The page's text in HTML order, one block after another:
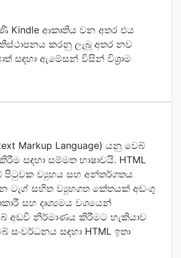
Kindle ආකෘතිය වන අතර එය
කරනු ලැබූ අතර නව
සඳහා ඇමේසන් විසින් විශ්‍රාම
Markup Language) යනු වෙබ්
සඳහා සම්මත භාෂාවයි. HTML
ව්‍යුහය සහ අන්තර්ගතය
ටැග් සහිත ව්‍යුහගත කේතයක් අඩංගු
සහ දෘශ්‍යමය වශයෙන්
අඩවි නිර්මාණය කිරීමට හැකියාව
සංවර්ධනය සඳහා HTML ඉතා